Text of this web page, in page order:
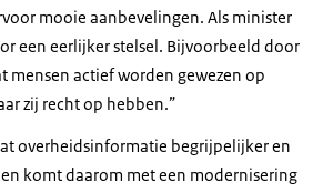
mooie aanbevelingen. Als minister
een eerlijker stelsel. Bijvoorbeeld door
mensen actief worden gewezen op
zij recht op hebben.”
overheidsinformatie begrijpelijker en
komt daarom met een modernisering